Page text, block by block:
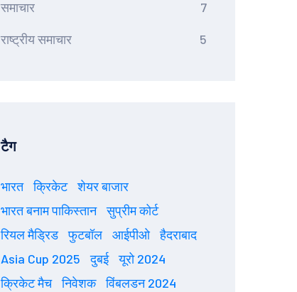
समाचार 7
राष्ट्रीय समाचार 5
टैग
भारत क्रिकेट
शेयर बाजार
भारत बनाम पाकिस्तान
सुप्रीम कोर्ट
रियल मैड्रिड
फुटबॉल आईपीओ
हैदराबाद
Asia Cup 2025
दुबई
यूरो 2024
क्रिकेट मैच
निवेशक
विंबलडन 2024